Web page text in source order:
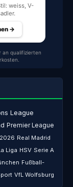
weiss, V-
→
an qualifizierten
League
Premier League
Real Madrid
Liga HSV Serie A
Fußball-
VfL Wolfsburg